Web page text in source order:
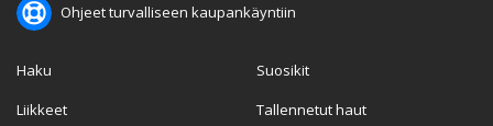
Ohjeet turvalliseen kaupankäyntiin
Haku
Liikkeet
Suosikit
Tallennetut haut